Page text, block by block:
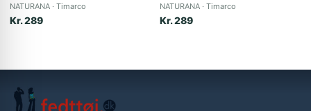
NATURANA Timarco
Kr. 289
NATURANA Timarco
Kr. 289